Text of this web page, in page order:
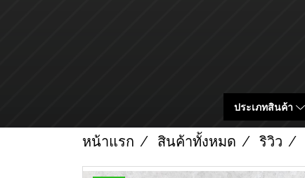
ประเภทสินค้า
หน้าแรก สินค้าทั้งหมด ริวิว